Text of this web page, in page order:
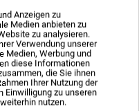
Anzeigen zu
Medien anbieten zu
zu analysieren.
Verwendung unserer
Medien, Werbung und
diese Informationen
die Sie ihnen
Ihrer Nutzung der
Einwilligung zu unseren
nutzen.
Besonders zur
geeignet.